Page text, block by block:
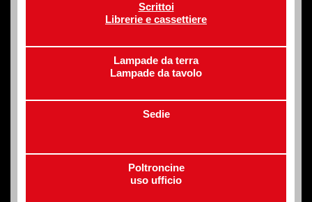
Scrittoi
Librerie e cassettiere
Lampade da terra
Lampade da tavolo
Sedie
Poltroncine
uso ufficio